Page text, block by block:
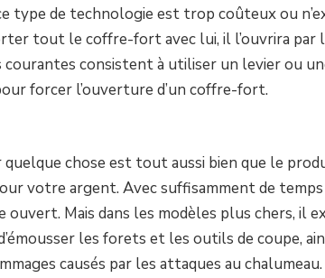
type de technologie est trop coûteux ou
tout le coffre-fort avec lui, il l’ouvrira par
consistent à utiliser un levier ou
forcer l’ouverture d’un coffre-fort.
chose est tout aussi bien que le
votre argent. Avec suffisamment de
Mais dans les modèles plus chers, il
les forets et les outils de coupe,
causés par les attaques au chalumeau.